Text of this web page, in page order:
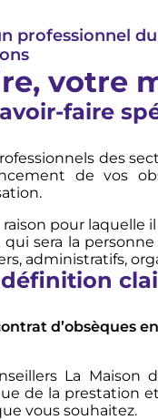
professionnel
votre
faire
des
de vos
raison pour
qui sera la
administratifs,
d’obsèques
La Maison
de la prestation
vous souhaitez.